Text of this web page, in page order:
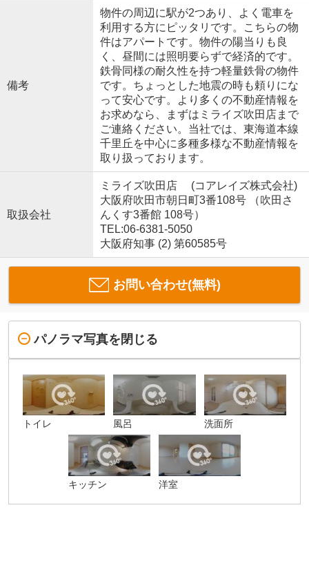
備考
物件の周辺に駅が2つあり、よく電車を
利用する方にピッタリです。こちらの物
件はアパートです。物件の陽当りも良
く、昼間には照明要らずで経済的です。
鉄骨同様の耐久性を持つ軽量鉄骨の物件
です。ちょっとした地震の時も頼りにな
って安心です。より多くの不動産情報を
お求めなら、まずはミライズ吹田店まで
ご連絡ください。当社では、東海道本線
千里丘を中心に多種多様な不動産情報を
取り扱っております。
取扱会社
ミライズ吹田店 (コアレイズ株式会社)
大阪府吹田市朝日町3番108号 （吹田さ
んくす3番館 108号）
TEL:06-6381-5050
大阪府知事 (2) 第60585号
お問い合わせ(無料)
パノラマ写真を閉じる
トイレ 風呂 洗面所
キッチン 洋室